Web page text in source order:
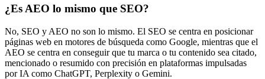
¿Es AEO lo mismo que SEO?
No, SEO y AEO no son lo mismo. El SEO se centra en posicionar
páginas web en motores de búsqueda como Google, mientras que el
AEO se centra en conseguir que tu marca o tu contenido sea citado,
mencionado o resumido con precisión en plataformas impulsadas
por IA como ChatGPT, Perplexity o Gemini.